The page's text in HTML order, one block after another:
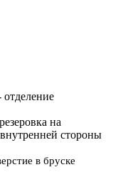
отделение
на
стороны
в бруске